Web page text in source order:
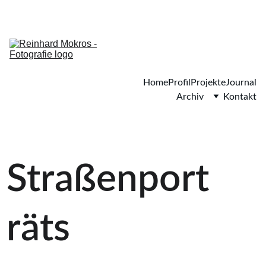
HomeProfilProjekteJournal
Archiv
Kontakt
Straßenport
räts